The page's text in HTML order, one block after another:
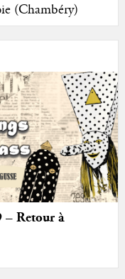
(Chambéry)
– Retour à